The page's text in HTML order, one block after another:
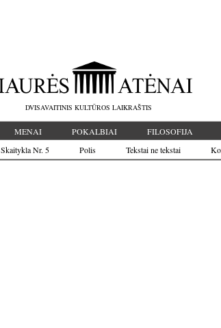
DVISAVAITINIS KULTŪROS LAIKRAŠTIS
MENAI POKALBIAI FILOSOFIJA
Skaitykla Nr. 5 Polis Tekstai ne tekstai